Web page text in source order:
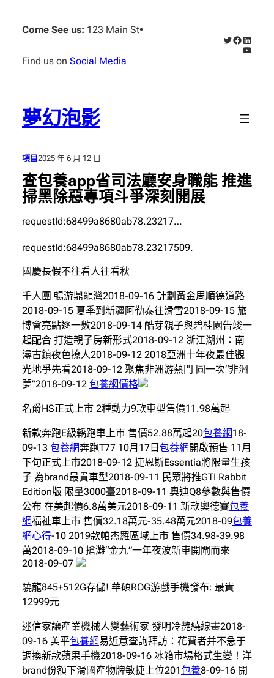
Come See us: 123 Main St•
Find us on Social Media
X Facebook
夢幻泡影
項目 2025 年 6 月 12 日
查包養app省司法廳安身職能 推進
掃黑除惡專項斗爭深刻開展
requestId:68499a8680ab78.23217…
requestId:68499a8680ab78.23217509.
國慶長假不往看人往看秋
千人團 暢游鼎龍灣2018-09-16 計劃黃金周順德道路
2018-09-15 夏季到新疆阿勒泰往滑雪2018-09-15 旅
博會亮點逐一數2018-09-14 酷芽親子與碧桂園告竣一
起配合 打造親子房新形式2018-09-12 浙江湖州：南
潯古鎮夜色撩人2018-09-12 2018亞洲十年夜最佳觀
光地爭先看2018-09-12 聚焦非洲游熱門 圓一次“非洲
夢”2018-09-12 包養網價格
名爵HS正式上市 2種動力9款車型售價11.98萬起
新款奔跑E級轎跑車上市 售價52.88萬起20包養網18-
09-13 包養網奔跑T77 10月17日 包養網 開啟預售 11月
下旬正式上市2018-09-12 捷恩斯Essentia將限量生孩
子 為brand最貴車型2018-09-11 民眾將推GTI Rabbit
Edition版 限量3000臺2018-09-11 奧迪Q8參數與售價
公布 在美起價6.8萬美元2018-09-11 新款奧德賽包養
網福祉車上市 售價32.18萬元-35.48萬元2018-09包養
網心得-10 2019款帕杰羅區域上市 售價34.98-39.98
萬2018-09-10 搶灘“金九”一年夜波新車開閘而來
2018-09-07
驍龍845+512G存儲! 華碩ROG游戲手機發布: 最貴
12999元
迷信家讓產業機械人變藝術家 發明冷艷繞線畫2018-
09-16 美平包養網易近意查詢拜訪：花費者并不急于
調換新款蘋果手機2018-09-16 冰箱市場格式生變！洋
brand份額下滑國產物牌敏捷上位201包養8-09-16 開